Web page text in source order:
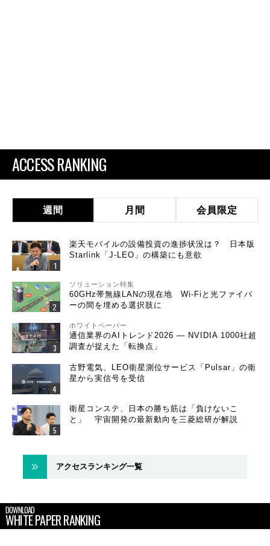
ACCESS RANKING
週間 月間 会員限定
楽天モバイルの設備投資の進捗状況は？ 日本版
Starlink「J-LEO」の構築にも意欲
ソリューション特集
60GHz帯無線LANの現在地 Wi-Fiと光ファイバ
ーの間を埋める選択肢に
ホワイトペーパー
通信業界のAIトレンド2026 ― NVIDIA 1000社超
調査が捉えた「転換点」
古野電気、LEO衛星測位サービス「Pulsar」の衛
星から実信号を受信
衛星コンステ、日本の勝ち筋は「負けないこ
と」 宇宙開発の最新動向を三菱総研が解説
アクセスランキング一覧
DOWNLOAD
WHITE PAPER RANKING